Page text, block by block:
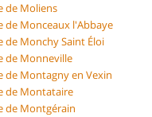
de Moliens
de Monceaux l'Abbaye
de Monchy Saint Éloi
de Monneville
de Montagny en Vexin
de Montataire
de Montgérain